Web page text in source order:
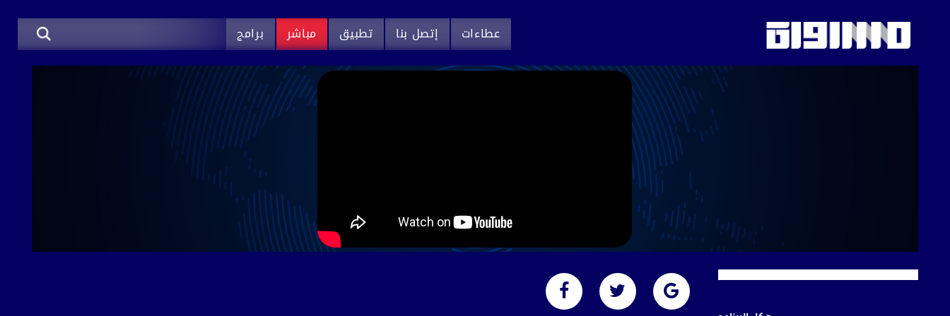
عطاءات إتصل بنا تطبيق مباشر برامج